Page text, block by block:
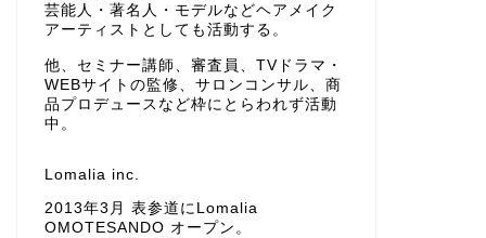
芸能人・著名人・モデルなどヘアメイク
アーティストとしても活動する。
他、セミナー講師、審査員、TVドラマ・
WEBサイトの監修、サロンコンサル、商
品プロデュースなど枠にとらわれず活動
中。
Lomalia inc.
2013年3月 表参道にLomalia
OMOTESANDO オープン。